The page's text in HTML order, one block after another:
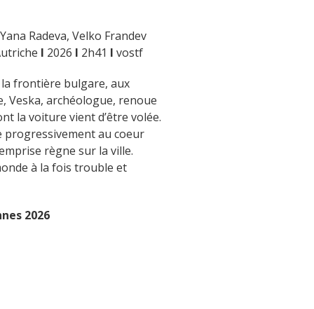
Radeva, Velko Frandev
I 2026 I 2h41 I vostf
frontière bulgare, aux
Veska, archéologue, renoue
la voiture vient d’être volée.
progressivement au coeur
règne sur la ville.
à la fois trouble et
2026